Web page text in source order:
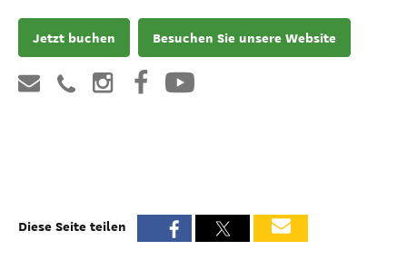
Jetzt buchen Besuchen Sie unsere Website
Diese Seite teilen